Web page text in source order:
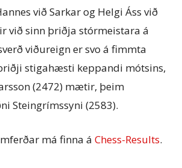
við Sarkar og Helgi Áss við
við sinn þriðja stórmeistara á
viðureign er svo á fimmta
stigahæsti keppandi mótsins,
(2472) mætir, þeim
Steingrímssyni (2583).
má finna á Chess-Results.